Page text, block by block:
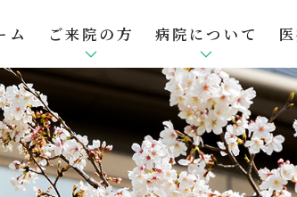
ム ご来院の方 病院について